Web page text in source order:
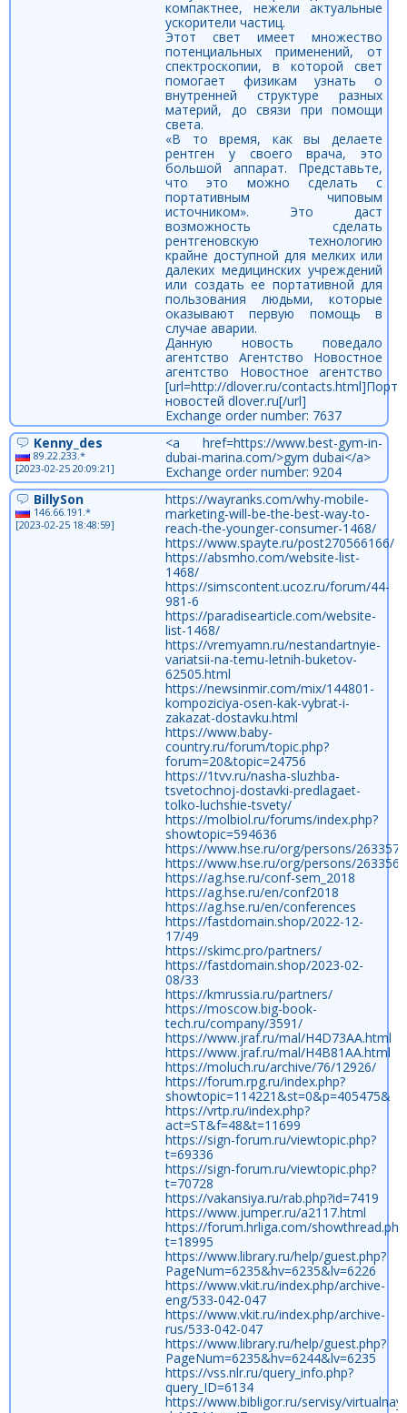
компактнее, нежели актуальные
ускорители частиц.
Этот свет имеет множество
потенциальных применений, от
спектроскопии, в которой свет
помогает физикам узнать о
внутренней структуре разных
материй, до связи при помощи
света.
«В то время, как вы делаете
рентген у своего врача, это
большой аппарат. Представьте,
что это можно сделать с
портативным чиповым
источником». Это даст
возможность сделать
рентгеновскую технологию
крайне доступной для мелких или
далеких медицинских учреждений
или создать ее портативной для
пользования людьми, которые
оказывают первую помощь в
случае аварии.
Данную новость поведало
агентство Агентство Новостное
агентство Новостное агентство
[url=http://dlover.ru/contacts.html]Порт
новостей dlover.ru[/url]
Exchange order number: 7637
Kenny_des
89.22.233.*
[2023-02-25 20:09:21]
<a href=https://www.best-gym-in-
dubai-marina.com/>gym dubai</a>
Exchange order number: 9204
BillySon
146.66.191.*
[2023-02-25 18:48:59]
https://wayranks.com/why-mobile-
marketing-will-be-the-best-way-to-
reach-the-younger-consumer-1468/
https://www.spayte.ru/post270566166/
https://absmho.com/website-list-
1468/
https://simscontent.ucoz.ru/forum/44-
981-6
https://paradisearticle.com/website-
list-1468/
https://vremyamn.ru/nestandartnyie-
variatsii-na-temu-letnih-buketov-
62505.html
https://newsinmir.com/mix/144801-
kompoziciya-osen-kak-vybrat-i-
zakazat-dostavku.html
https://www.baby-
country.ru/forum/topic.php?
forum=20&topic=24756
https://1tvv.ru/nasha-sluzhba-
tsvetochnoj-dostavki-predlagaet-
tolko-luchshie-tsvety/
https://molbiol.ru/forums/index.php?
showtopic=594636
https://www.hse.ru/org/persons/
https://www.hse.ru/org/persons/
https://ag.hse.ru/conf-sem_2018
https://ag.hse.ru/en/conf2018
https://ag.hse.ru/en/conferences
https://fastdomain.shop/2022-12-
17/49
https://skimc.pro/partners/
https://fastdomain.shop/2023-02-
08/33
https://kmrussia.ru/partners/
https://moscow.big-book-
tech.ru/company/3591/
https://www.jraf.ru/mal/H4D73AA.html
https://www.jraf.ru/mal/H4B81AA.html
https://moluch.ru/archive/76/12926/
https://forum.rpg.ru/index.php?
showtopic=114221&st=0&p=405475&
https://vrtp.ru/index.php?
act=ST&f=48&t=11699
https://sign-forum.ru/viewtopic.php?
t=69336
https://sign-forum.ru/viewtopic.php?
t=70728
https://vakansiya.ru/rab.php?id=7419
https://www.jumper.ru/a2117.html
https://forum.hrliga.com/
t=18995
https://www.library.ru/help/guest.php?
PageNum=6235&hv=6235&lv=6226
https://www.vkit.ru/index.php/archive-
eng/533-042-047
https://www.vkit.ru/index.php/archive-
rus/533-042-047
https://www.library.ru/help/guest.php?
PageNum=6235&hv=6244&lv=6235
https://vss.nlr.ru/query_info.php?
query_ID=6134
https://www.bibligor.ru/servisy/